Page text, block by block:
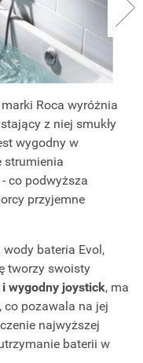
marki Roca wyróżnia
z niej smukły
wygodny w
strumienia
co podwyższa
przyjemne
bateria Evol,
tworzy swoisty
wygodny joystick, ma
co pozawala na jej
najwyższej
baterii w